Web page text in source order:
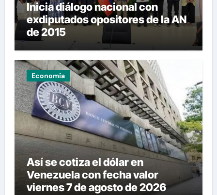
Inicia diálogo nacional con
exdiputados opositores de la AN
de 2015
Economía
Así se cotiza el dólar en
Venezuela con fecha valor
viernes 7 de agosto de 2026